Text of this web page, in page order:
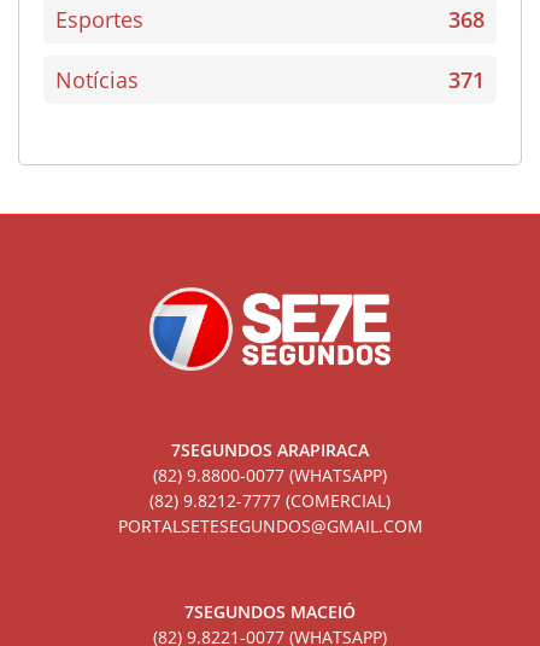
Esportes 368
Notícias 371
7SEGUNDOS ARAPIRACA
(82) 9.8800-0077 (WHATSAPP)
(82) 9.8212-7777 (COMERCIAL)
PORTALSETESEGUNDOS@GMAIL.COM
7SEGUNDOS MACEIÓ
(82) 9.8221-0077 (WHATSAPP)